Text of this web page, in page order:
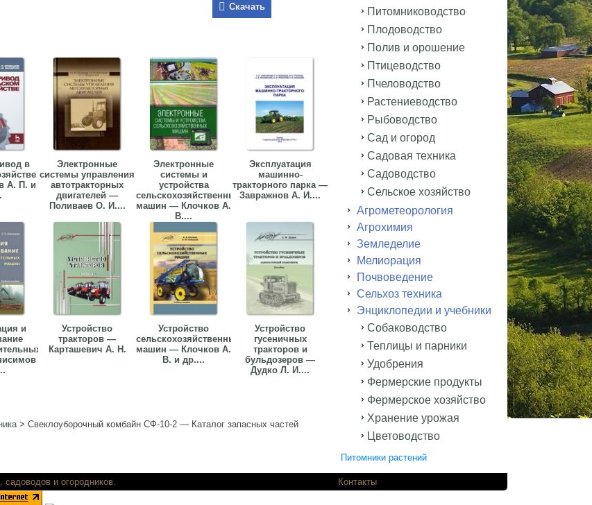
Скачать
в
А. П. и
Электронные
системы управления
автотракторных
двигателей —
Поливаев О. И....
Электронные
системы и
устройства
сельскохозяйственных
машин — Клочков А.
В....
Эксплуатация
машинно-
тракторного парка —
Завражнов А. И....
и
Устройство
тракторов —
Карташевич А. Н.
Устройство
сельскохозяйственных
машин — Клочков А.
В. и др....
Устройство
гусеничных
тракторов и
бульдозеров —
Дудко Л. И....
> Свеклоуборочный комбайн СФ-10-2 — Каталог запасных частей
Питомниководство
Плодоводство
Полив и орошение
Птицеводство
Пчеловодство
Растениеводство
Рыбоводство
Сад и огород
Садовая техника
Садоводство
Сельское хозяйство
Агрометеорология
Агрохимия
Земледелие
Мелиорация
Почвоведение
Сельхоз техника
Энциклопедии и учебники
Собаководство
Теплицы и парники
Удобрения
Фермерские продукты
Фермерское хозяйство
Хранение урожая
Цветоводство
Питомники растений
для фермеров, садоводов и огородников. Контакты